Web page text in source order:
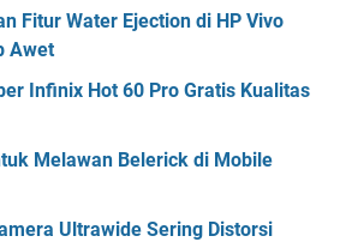
Fitur Water Ejection di HP Vivo
Awet
Infinix Hot 60 Pro Gratis Kualitas
Melawan Belerick di Mobile
Ultrawide Sering Distorsi